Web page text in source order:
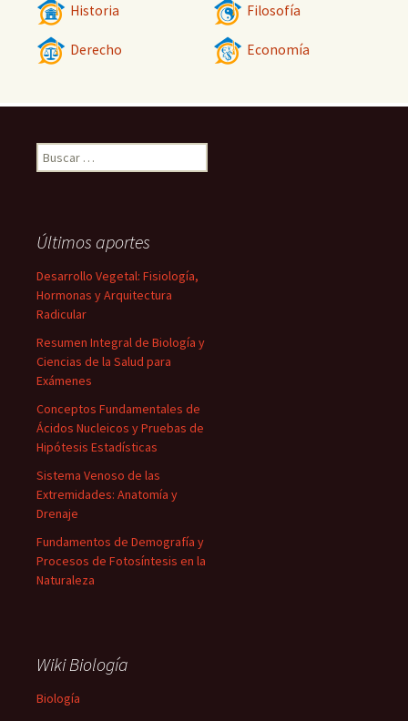
Historia Filosofía
Derecho Economía
Buscar:
Últimos aportes
Desarrollo Vegetal: Fisiología,
Hormonas y Arquitectura
Radicular
Resumen Integral de Biología y
Ciencias de la Salud para
Exámenes
Conceptos Fundamentales de
Ácidos Nucleicos y Pruebas de
Hipótesis Estadísticas
Sistema Venoso de las
Extremidades: Anatomía y
Drenaje
Fundamentos de Demografía y
Procesos de Fotosíntesis en la
Naturaleza
Wiki Biología
Biología